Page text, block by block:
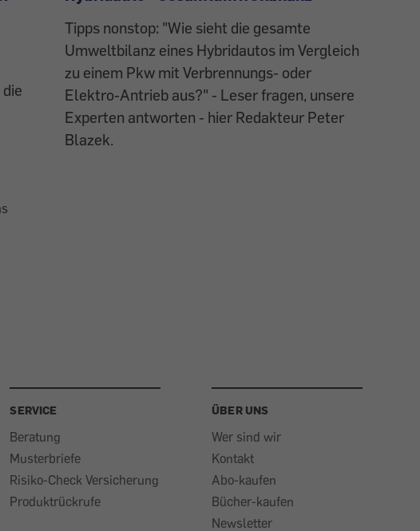
Tipps nonstop: "Wie sieht die gesamte
Umweltbilanz eines Hybridautos im Vergleich
zu einem Pkw mit Verbrennungs- oder
Elektro-Antrieb aus?" - Leser fragen, unsere
Experten antworten - hier Redakteur Peter
Blazek.
SERVICE
Beratung
Musterbriefe
Risiko-Check Versicherung
Produktrückrufe
ÜBER UNS
Wer sind wir
Kontakt
Abo-kaufen
Bücher-kaufen
Newsletter